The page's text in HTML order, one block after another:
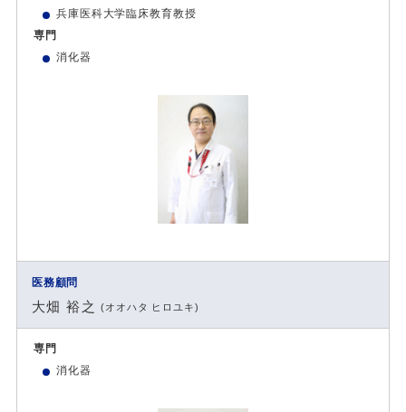
兵庫医科大学臨床教育教授
専門
消化器
医務顧問
大畑 裕之 (オオハタ ヒロユキ)
専門
消化器